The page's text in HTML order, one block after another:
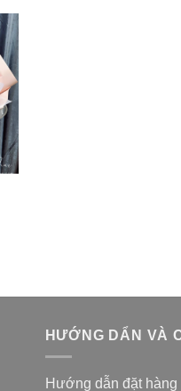
HƯỚNG DẨN VÀ
Hướng dẫn đặt hàng